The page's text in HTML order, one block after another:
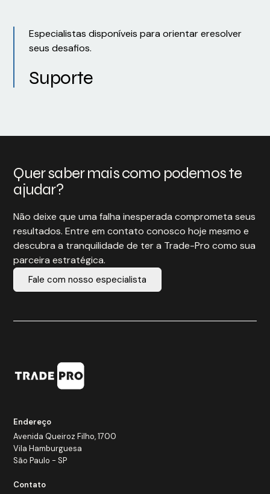
Especialistas disponíveis para orientar eresolver
seus desafios.
Suporte
Quer saber mais como podemos te
ajudar?
Não deixe que uma falha inesperada comprometa seus
resultados. Entre em contato conosco hoje mesmo e
descubra a tranquilidade de ter a Trade-Pro como sua
parceira estratégica.
Fale com nosso especialista
Endereço
Avenida Queiroz Filho, 1700
Vila Hamburguesa
São Paulo - SP
Contato